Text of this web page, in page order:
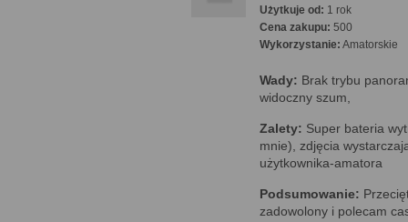
Użytkuje od: 1 rok
Cena zakupu: 500
Wykorzystanie: Amatorskie
Wady: Brak trybu
widoczny szum,
Zalety: Super bateria
mnie), zdjęcia
użytkownika-amatora
Podsumowanie:
zadowolony i polecam